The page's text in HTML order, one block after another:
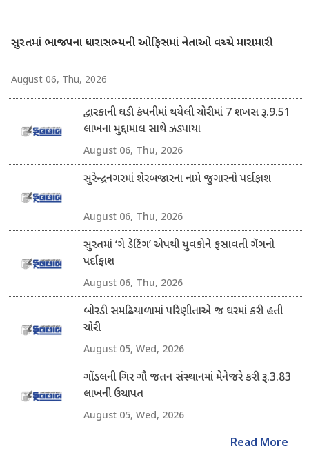
સુરતમાં ભાજપના ધારાસભ્યની ઓફિસમાં નેતાઓ વચ્ચે મારામારી
August 06, Thu, 2026
દ્વારકાની ઘડી કંપનીમાં થયેલી ચોરીમાં 7 શખસ રૂ.9.51
લાખના મુદ્દામાલ સાથે ઝડપાયા
August 06, Thu, 2026
સુરેન્દ્રનગરમાં શેરબજારના નામે જુગારનો પર્દાફાશ
August 06, Thu, 2026
સુરતમાં ‘ગે ડેટિંગ’ એપથી યુવકોને ફસાવતી ગેંગનો
પર્દાફાશ
August 06, Thu, 2026
બોરડી સમઢિયાળામાં પરિણીતાએ જ ઘરમાં કરી હતી
ચોરી
August 05, Wed, 2026
ગોંડલની ગિર ગૌ જતન સંસ્થાનમાં મેનેજરે કરી રૂ.3.83
લાખની ઉચાપત
August 05, Wed, 2026
Read More